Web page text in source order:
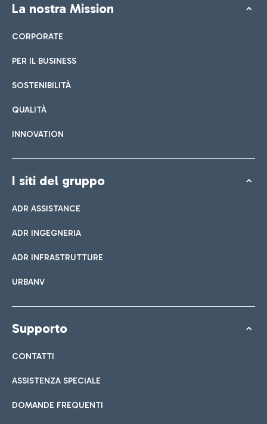
La nostra Mission
CORPORATE
PER IL BUSINESS
SOSTENIBILITÀ
QUALITÀ
INNOVATION
I siti del gruppo
ADR ASSISTANCE
ADR INGEGNERIA
ADR INFRASTRUTTURE
URBANV
Supporto
CONTATTI
ASSISTENZA SPECIALE
DOMANDE FREQUENTI